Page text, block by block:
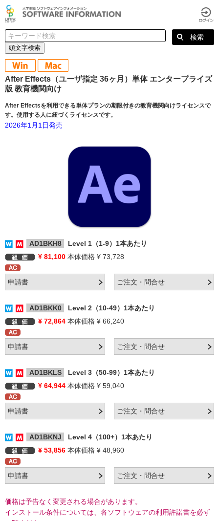
頭文字検索
After Effects（ユーザ指定 36ヶ月）単体 エンタープライズ
版 教育機関向け
After Effectsを利用できる単体プランの期限付きの教育機関向けライセンスで
す。使用する人に紐づくライセンスです。
2026年1月1日発売
AD1BKH8
Level 1（1-9）1本あたり
¥ 81,100 本体価格 ¥ 73,728
AD1BKK0
Level 2（10-49）1本あたり
¥ 72,864 本体価格 ¥ 66,240
AD1BKLS
Level 3（50-99）1本あたり
¥ 64,944 本体価格 ¥ 59,040
AD1BKNJ
Level 4（100+）1本あたり
¥ 53,856 本体価格 ¥ 48,960
価格は予告なく変更される場合があります。
インストール条件については、各ソフトウェアの利用許諾書を必ず